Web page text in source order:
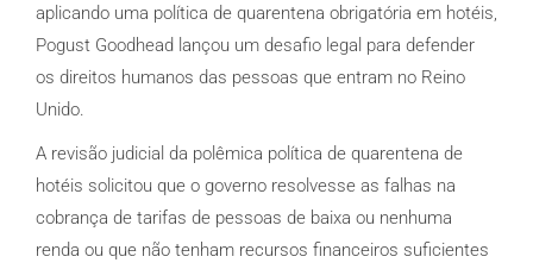
aplicando uma política de quarentena obrigatória em hotéis,
Pogust Goodhead lançou um desafio legal para defender
os direitos humanos das pessoas que entram no Reino
Unido.
A revisão judicial da polêmica política de quarentena de
hotéis solicitou que o governo resolvesse as falhas na
cobrança de tarifas de pessoas de baixa ou nenhuma
renda ou que não tenham recursos financeiros suficientes